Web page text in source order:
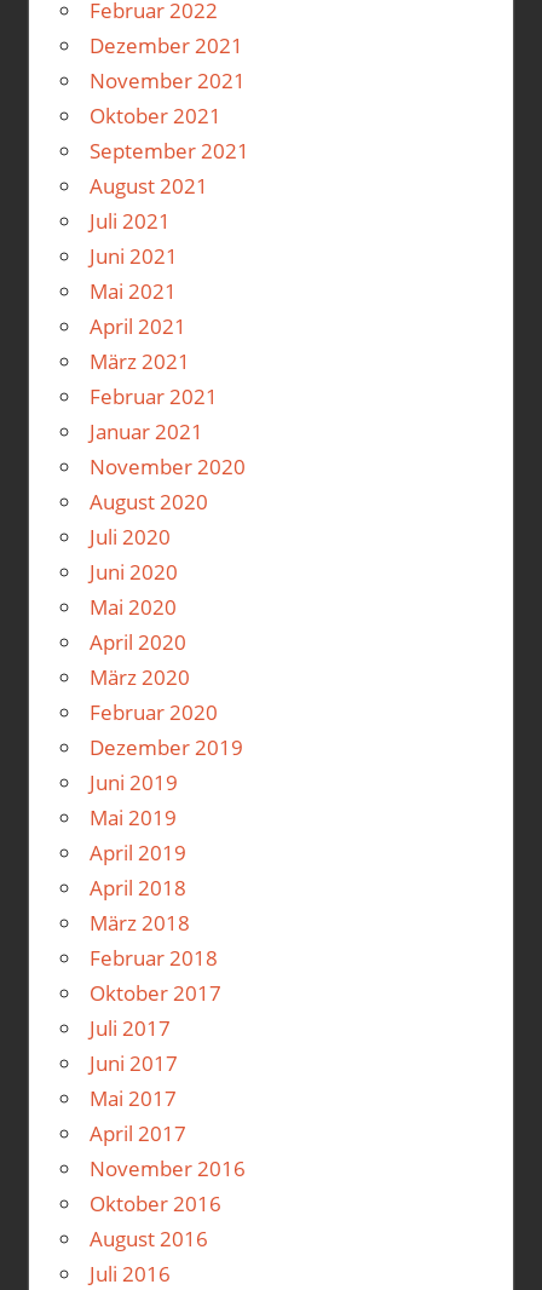
Februar 2022
Dezember 2021
November 2021
Oktober 2021
September 2021
August 2021
Juli 2021
Juni 2021
Mai 2021
April 2021
März 2021
Februar 2021
Januar 2021
November 2020
August 2020
Juli 2020
Juni 2020
Mai 2020
April 2020
März 2020
Februar 2020
Dezember 2019
Juni 2019
Mai 2019
April 2019
April 2018
März 2018
Februar 2018
Oktober 2017
Juli 2017
Juni 2017
Mai 2017
April 2017
November 2016
Oktober 2016
August 2016
Juli 2016